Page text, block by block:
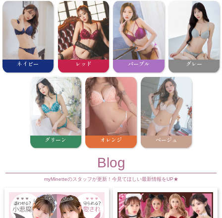
ネイビー レッド パープル グレー
グリーン オレンジ ベージュ
Blog
myMinetteのスタッフが更新！今見てほしい最新情報をUP★